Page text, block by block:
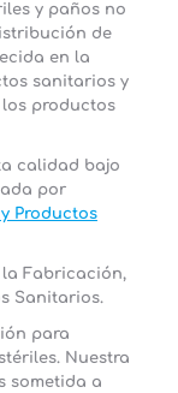
y paños no
de
en la
sanitarios y
productos
calidad bajo
por
Productos
Fabricación,
Sanitarios.
para
Nuestra
sometida a